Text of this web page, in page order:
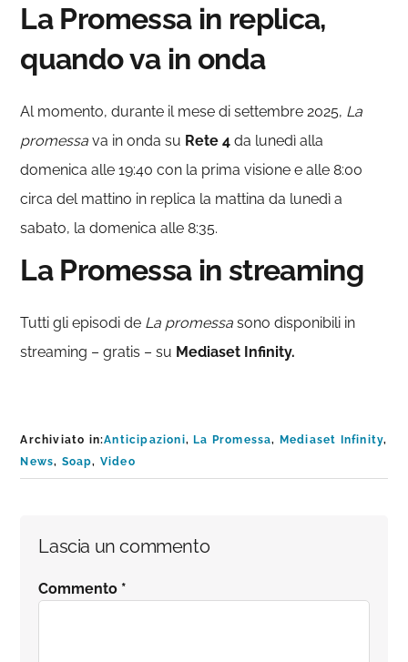
La Promessa in replica,
quando va in onda
Al momento, durante il mese di settembre 2025, La
promessava in onda su Rete 4da lunedì alla
domenica alle 19:40 con la prima visione e alle 8:00
circa del mattino in replica la mattina da lunedì a
sabato, la domenica alle 8:35.
La Promessa in streaming
Tutti gli episodi de La promessasono disponibili in
streaming – gratis – su Mediaset Infinity.
Archiviato in:Anticipazioni,La Promessa, Mediaset Infinity,
News, Soap, Video
Interazioni
del
Lascia un commento
Commento *